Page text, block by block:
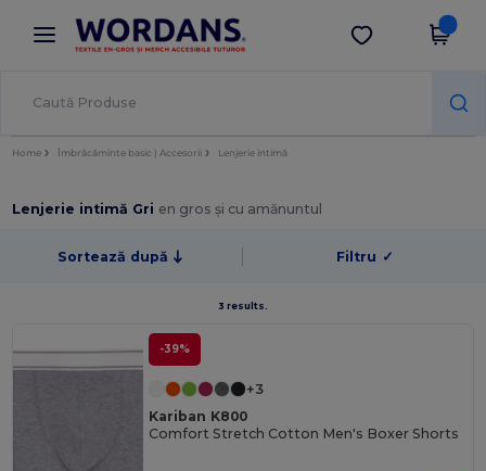
× Aplicația Wordans
Prețuri mai bune în aplicație!
Descarcă app
Home Îmbrăcăminte basic | Accesorii Lenjerie intimă
Lenjerie intimă Gri en gros și cu amănuntul
Sortează după Filtru ✓
3 results.
-39%
+3
Kariban K800
Comfort Stretch Cotton Men's Boxer Shorts